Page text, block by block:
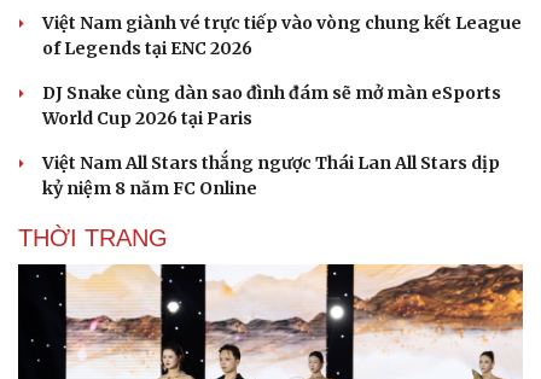
Việt Nam giành vé trực tiếp vào vòng chung kết League
of Legends tại ENC 2026
DJ Snake cùng dàn sao đình đám sẽ mở màn eSports
World Cup 2026 tại Paris
Việt Nam All Stars thắng ngược Thái Lan All Stars dịp
kỷ niệm 8 năm FC Online
THỜI TRANG